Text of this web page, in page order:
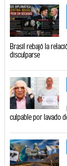
Brasil rebajó la
disculparse
culpable por lavado